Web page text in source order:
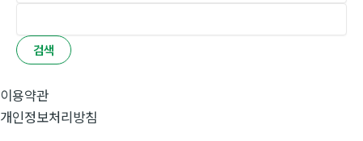
검색
이용약관
개인정보처리방침